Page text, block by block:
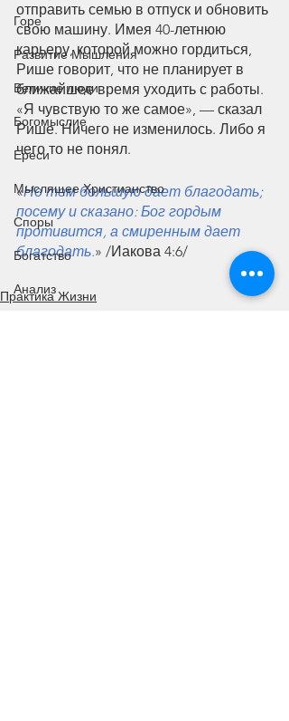
Горе
Развитие Мышления
Великие люди
Богомыслие
Ереси
Мыслящее Христианство
Споры
Богатство
Анализ
отправить семью в отпуск и обновить
свою машину. Имея 40-летнюю
карьеру, которой можно гордиться,
Рише говорит, что не планирует в
ближайшее время уходить с работы.
«Я чувствую то же самое», — сказал
Рише. Ничего не изменилось. Либо я
чего то не понял.
«Но тем большую дает благодать;
посему и сказано: Бог гордым
противится, а смиренным дает
благодать.» /Иакова 4:6/
Практика Жизни